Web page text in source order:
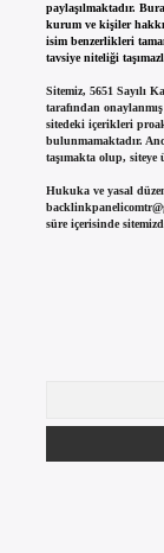
paylaşılmaktadır.
kurum ve kişiler
isim benzerlikleri
tavsiye niteliği
Sitemiz, 5651 Sayılı
tarafından
sitedeki içerikleri
bulunmamaktadır.
taşımakta olup,
Hukuka ve yasal
süre içerisinde